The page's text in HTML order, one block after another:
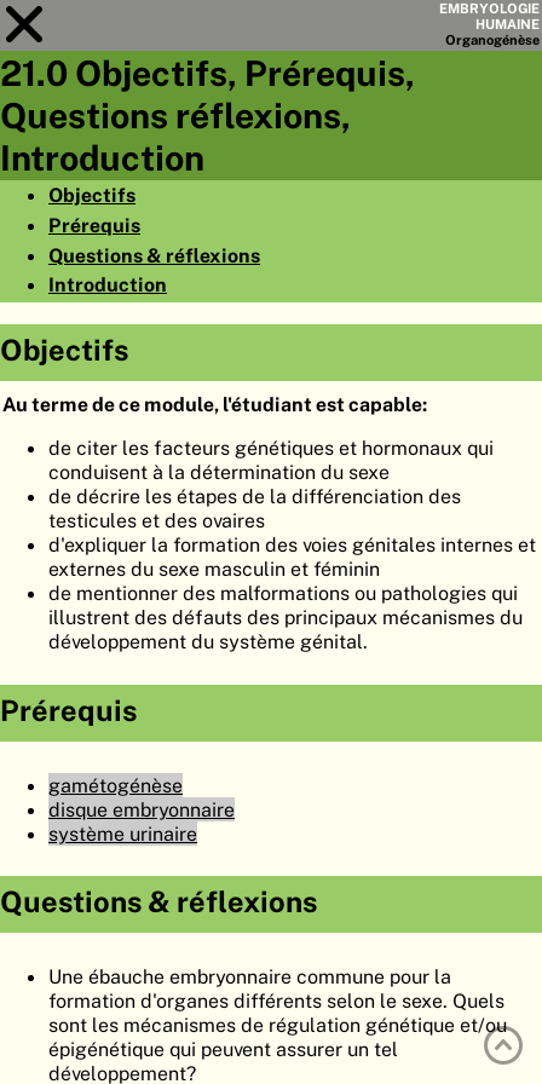
EMBRYOLOGIE
HUMAINE
Organogénèse
Module
ACCUEIL
EMBRYO
ATLASEMBRYOLOGY
RECHERCHER
21.0 Objectifs, Prérequis,
Questions réflexions,
Introduction
Objectifs
Prérequis
Questions & réflexions
Introduction
Objectifs
Au terme de ce module, l'étudiant est capable:
de citer les facteurs génétiques et hormonaux qui
conduisent à la détermination du sexe
de décrire les étapes de la différenciation des
testicules et des ovaires
d'expliquer la formation des voies génitales internes et
externes du sexe masculin et féminin
de mentionner des malformations ou pathologies qui
illustrent des défauts des principaux mécanismes du
développement du système génital.
Prérequis
gamétogénèse
disque embryonnaire
système urinaire
Questions & réflexions
Une ébauche embryonnaire commune pour la
formation d'organes différents selon le sexe. Quels
sont les mécanismes de régulation génétique et/ou
épigénétique qui peuvent assurer un tel
développement?